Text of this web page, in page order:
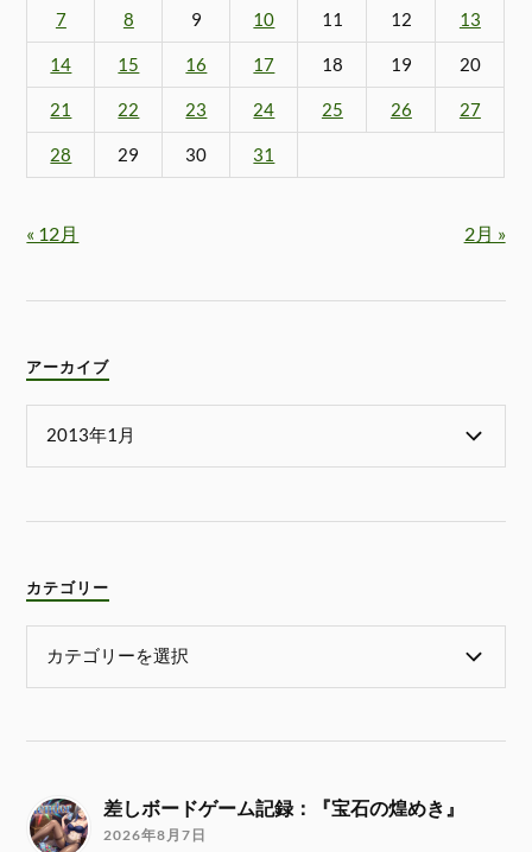
7 8 9 10 11 12 13
14 15 16 17 18 19 20
21 22 23 24 25 26 27
28 29 30 31
« 12月 2月 »
アーカイブ
カテゴリー
差しボードゲーム記録：『宝石の煌めき』
2026年8月7日